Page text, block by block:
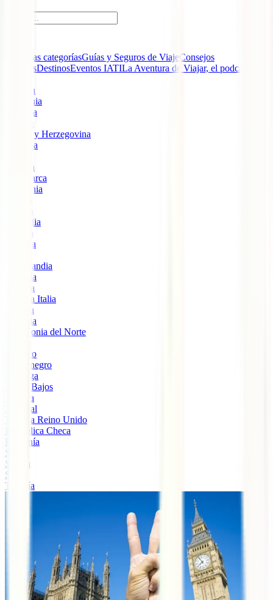
Todas las categoríasGuías y Seguros de ViajeConsejos
ViajerosDestinosEventos IATILa Aventura de Viajar, el podcast de
Albania
Alemania
Andorra
Bosnia y Herzegovina
Bulgaria
Croacia
Dinamarca
Eslovenia
Finlandia
Francia
Georgia
Groenlandia
Hungría
Islandia
Viajar a Italia
Letonia
Lituania
Macedonia del Norte
Mónaco
Montenegro
Noruega
Países Bajos
Polonia
Portugal
Viajar a Reino Unido
República Checa
Rumanía
Serbia
Suecia
Suiza
Turquía